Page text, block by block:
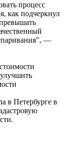
процесс
как подчеркнул
—
в Петербурге в